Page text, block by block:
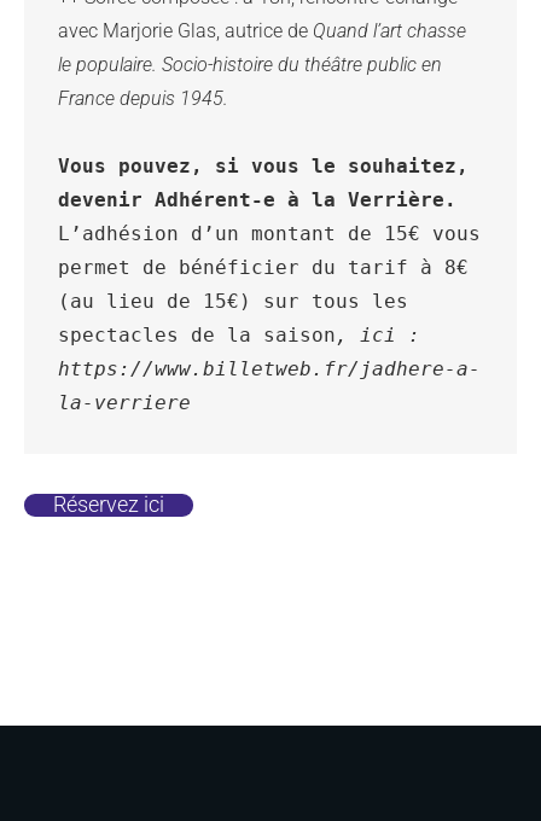
avec Marjorie Glas, autrice de Quand l’art chasse
le populaire. Socio-histoire du théâtre public en
France depuis 1945.
Vous pouvez, si vous le souhaitez,
L’adhésion d’un montant de 15€ vous
permet de bénéficier du tarif à 8€
(au lieu de 15€) sur tous les
spectacles de la saison , ici :
https://www.billetweb.fr/jadhere-a-
Réservez ici